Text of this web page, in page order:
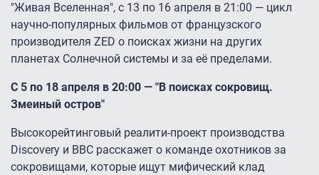
"Живая Вселенная", с 13 по 16 апреля в 21:00 — цикл
научно-популярных фильмов от французского
производителя ZED о поисках жизни на других
планетах Солнечной системы и за её пределами.
C 5 по 18 апреля в 20:00 — "В поисках сокровищ.
Змеиный остров"
Высокорейтинговый реалити-проект производства
Discovery и BBC расскажет о команде охотников за
сокровищами, которые ищут мифический клад